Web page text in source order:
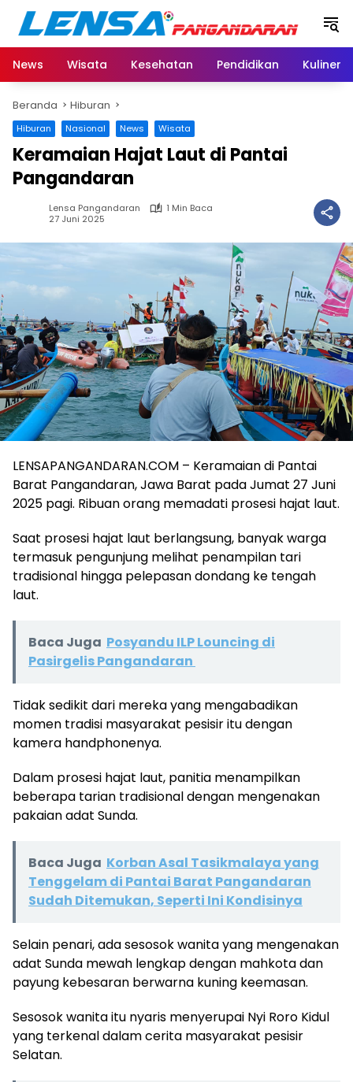
Langsung
konten
News
Wisata Kesehatan Pendidikan Kuliner
Beranda Hiburan
Hiburan Nasional News Wisata
Keramaian Hajat Laut di Pantai
Pangandaran
Lensa Pangandaran
1 Min Baca
27 Juni 2025
LENSAPANGANDARAN.COM – Keramaian di Pantai
Barat Pangandaran, Jawa Barat pada Jumat 27 Juni
2025 pagi. Ribuan orang memadati prosesi hajat laut.
Saat prosesi hajat laut berlangsung, banyak warga
termasuk pengunjung melihat penampilan tari
tradisional hingga pelepasan dondang ke tengah
laut.
Baca Juga Posyandu ILP Louncing di
Pasirgelis Pangandaran
Tidak sedikit dari mereka yang mengabadikan
momen tradisi masyarakat pesisir itu dengan
kamera handphonenya.
Dalam prosesi hajat laut, panitia menampilkan
beberapa tarian tradisional dengan mengenakan
pakaian adat Sunda.
Baca Juga Korban Asal Tasikmalaya yang
Tenggelam di Pantai Barat Pangandaran
Sudah Ditemukan, Seperti Ini Kondisinya
Selain penari, ada sesosok wanita yang mengenakan
adat Sunda mewah lengkap dengan mahkota dan
payung kebesaran berwarna kuning keemasan.
Sesosok wanita itu nyaris menyerupai Nyi Roro Kidul
yang terkenal dalam cerita masyarakat pesisir
Selatan.